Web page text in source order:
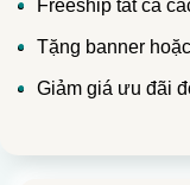
Freeship tất cả
Tặng banner
Giảm giá ưu đãi